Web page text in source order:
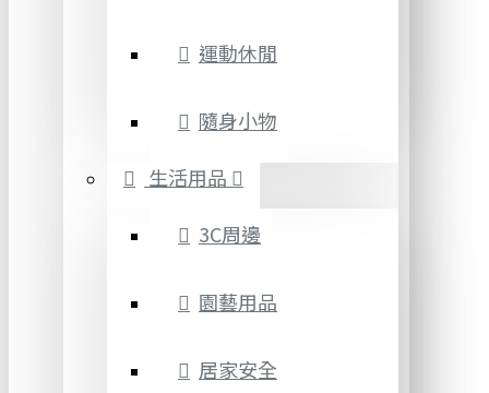
運動休閒
隨身小物
生活用品
3C周邊
園藝用品
居家安全